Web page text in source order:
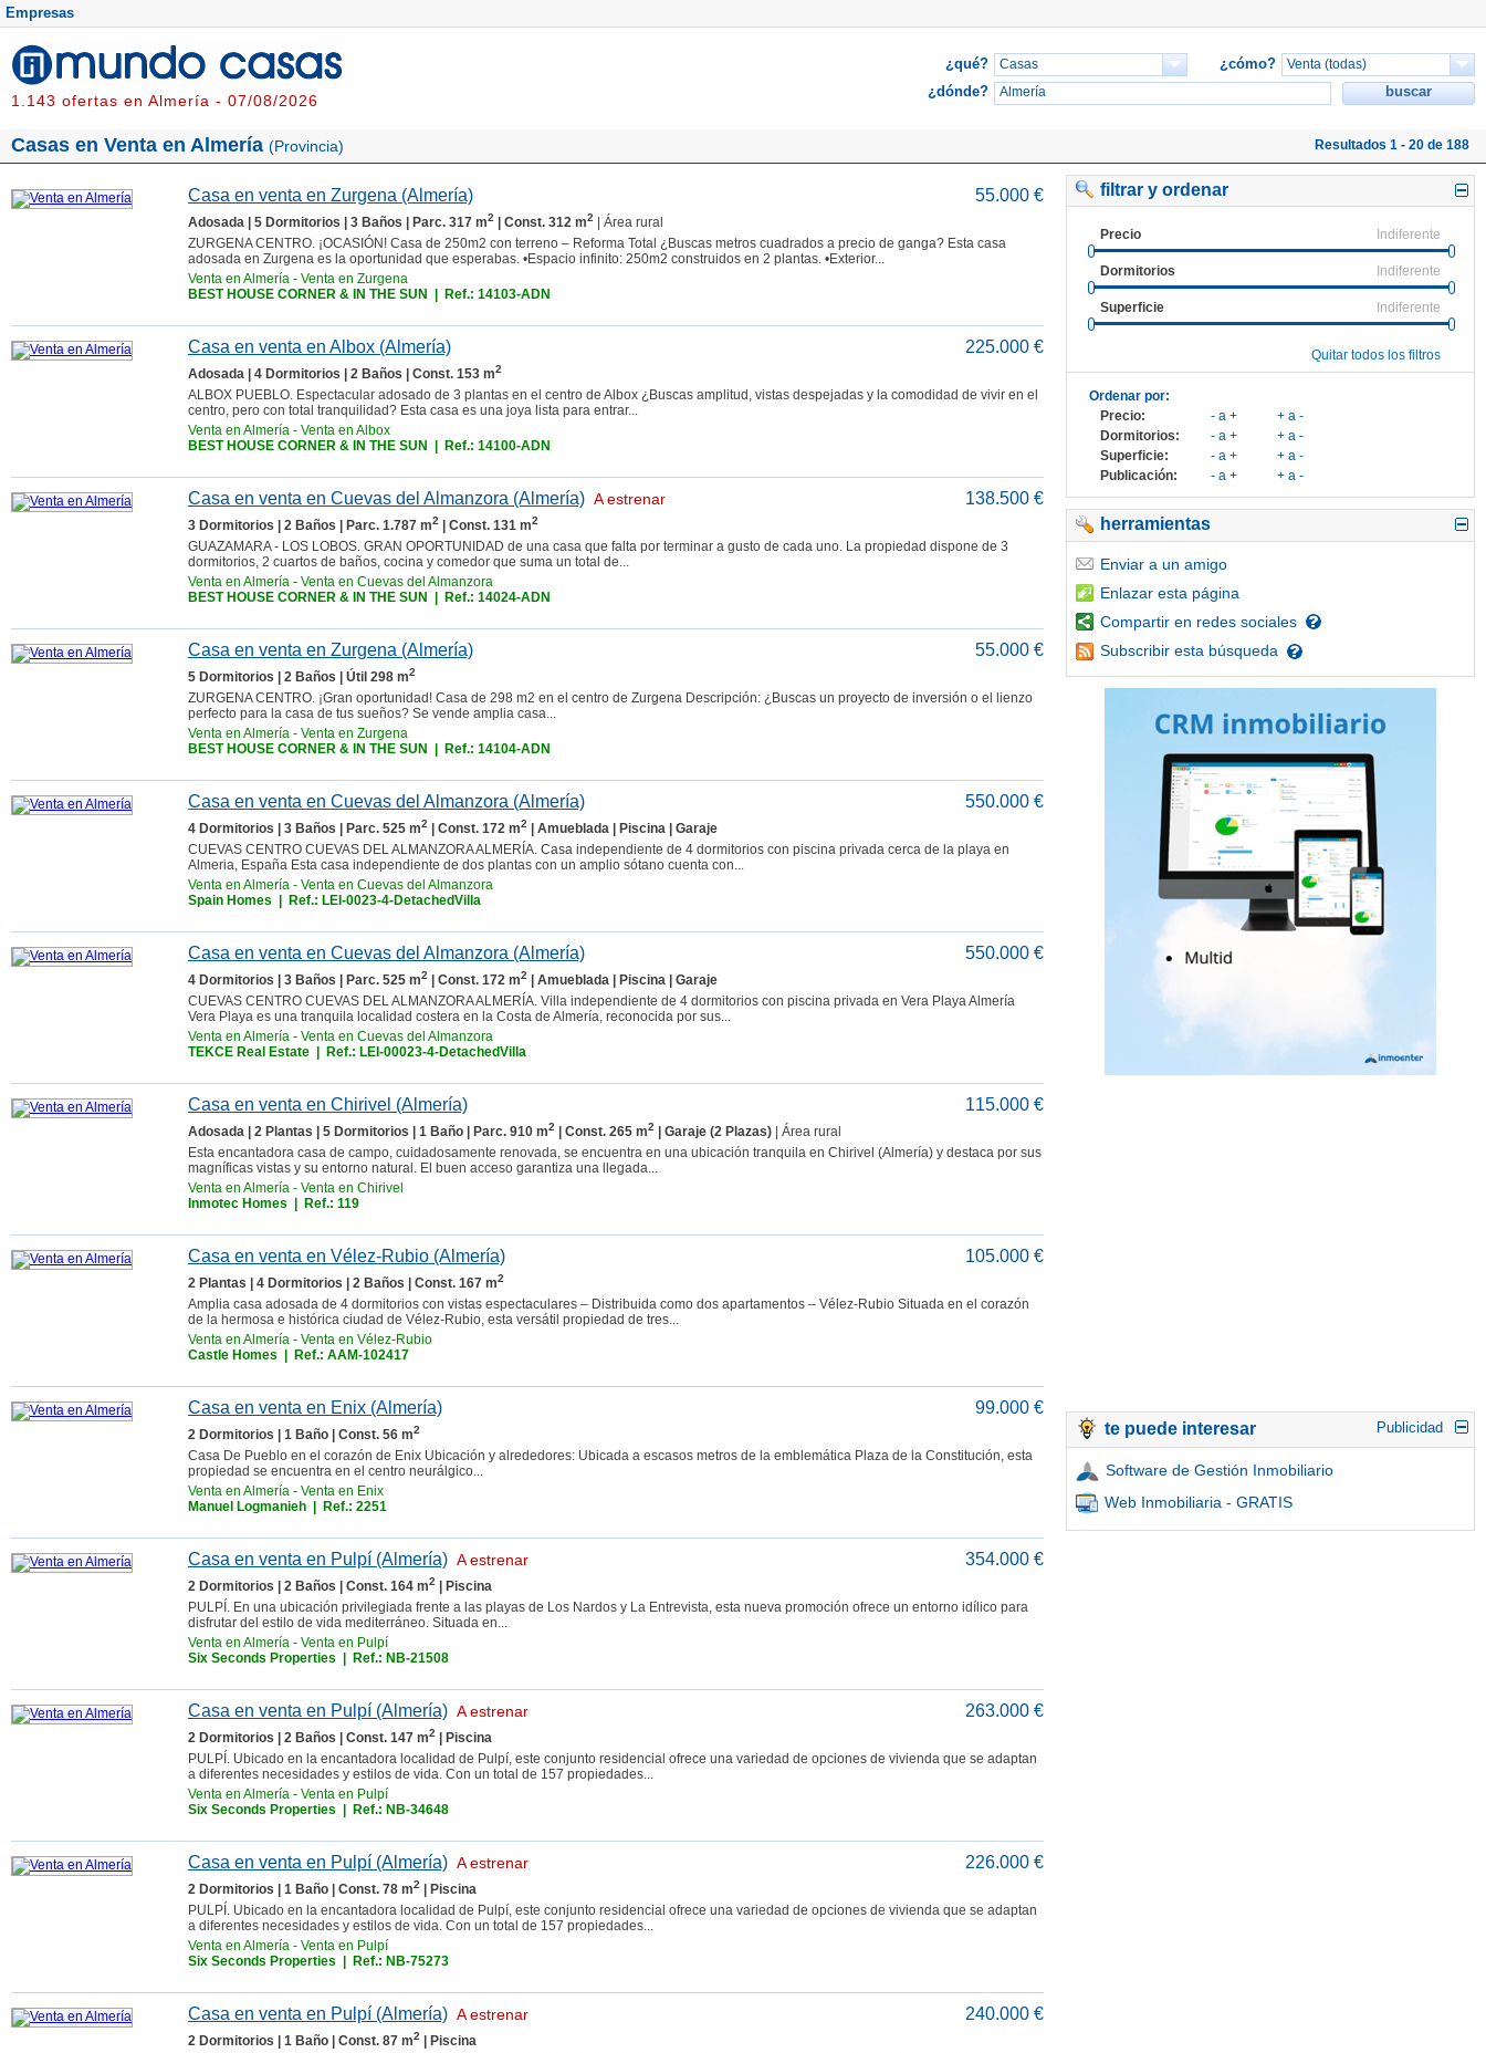
Empresas
1.143 ofertas en Almería - 07/08/2026
¿qué?
¿cómo?
¿dónde?
Casas en Venta en Almería (Provincia) Resultados 1 - 20 de 188
filtrar y ordenar
Indiferente
Precio
Indiferente
Dormitorios
Indiferente
Superficie
Quitar todos los filtros
Ordenar por:
Precio:
- a +
+ a -
Dormitorios:
- a +
+ a -
Superficie:
- a +
+ a -
Publicación:
- a + + a -
herramientas
Enviar a un amigo
Enlazar esta página
Compartir en redes sociales
Subscribir esta búsqueda
Publicidad
te puede interesar
Software de Gestión Inmobiliario
Web Inmobiliaria - GRATIS
55.000 €
Casa en venta en Zurgena (Almería)
Adosada | 5 Dormitorios | 3 Baños | Parc. 317 m2 | Const. 312 m2
| Área rural
ZURGENA CENTRO. ¡OCASIÓN! Casa de 250m2 con terreno – Reforma Total ¿Buscas metros cuadrados a precio de ganga? Esta casa
adosada en Zurgena es la oportunidad que esperabas. •Espacio infinito: 250m2 construidos en 2 plantas. •Exterior...
Venta en Almería - Venta en Zurgena
BEST HOUSE CORNER & IN THE SUN
| Ref.: 14103-ADN
225.000 €
Casa en venta en Albox (Almería)
Adosada | 4 Dormitorios | 2 Baños | Const. 153 m2
ALBOX PUEBLO. Espectacular adosado de 3 plantas en el centro de Albox ¿Buscas amplitud, vistas despejadas y la comodidad de vivir en el
centro, pero con total tranquilidad? Esta casa es una joya lista para entrar...
Venta en Almería - Venta en Albox
BEST HOUSE CORNER & IN THE SUN
| Ref.: 14100-ADN
138.500 €
Casa en venta en Cuevas del Almanzora (Almería) A estrenar
3 Dormitorios | 2 Baños | Parc. 1.787 m2 | Const. 131 m2
GUAZAMARA - LOS LOBOS. GRAN OPORTUNIDAD de una casa que falta por terminar a gusto de cada uno. La propiedad dispone de 3
dormitorios, 2 cuartos de baños, cocina y comedor que suma un total de...
Venta en Almería - Venta en Cuevas del Almanzora
BEST HOUSE CORNER & IN THE SUN
| Ref.: 14024-ADN
55.000 €
Casa en venta en Zurgena (Almería)
5 Dormitorios | 2 Baños | Útil 298 m2
ZURGENA CENTRO. ¡Gran oportunidad! Casa de 298 m2 en el centro de Zurgena Descripción: ¿Buscas un proyecto de inversión o el lienzo
perfecto para la casa de tus sueños? Se vende amplia casa...
Venta en Almería - Venta en Zurgena
BEST HOUSE CORNER & IN THE SUN
| Ref.: 14104-ADN
550.000 €
Casa en venta en Cuevas del Almanzora (Almería)
4 Dormitorios | 3 Baños | Parc. 525 m2 | Const. 172 m2
| Amueblada | Piscina | Garaje
CUEVAS CENTRO CUEVAS DEL ALMANZORA ALMERÍA. Casa independiente de 4 dormitorios con piscina privada cerca de la playa en
Almeria, España Esta casa independiente de dos plantas con un amplio sótano cuenta con...
Venta en Almería - Venta en Cuevas del Almanzora
Spain Homes | Ref.: LEI-0023-4-DetachedVilla
550.000 €
Casa en venta en Cuevas del Almanzora (Almería)
4 Dormitorios | 3 Baños | Parc. 525 m2 | Const. 172 m2
| Amueblada | Piscina | Garaje
CUEVAS CENTRO CUEVAS DEL ALMANZORA ALMERÍA. Villa independiente de 4 dormitorios con piscina privada en Vera Playa Almería
Vera Playa es una tranquila localidad costera en la Costa de Almería, reconocida por sus...
Venta en Almería - Venta en Cuevas del Almanzora
TEKCE Real Estate | Ref.: LEI-00023-4-DetachedVilla
115.000 €
Casa en venta en Chirivel (Almería)
Adosada | 2 Plantas | 5 Dormitorios | 1 Baño | Parc. 910 m2 | Const. 265 m2 | Garaje (2 Plazas) | Área rural
Esta encantadora casa de campo, cuidadosamente renovada, se encuentra en una ubicación tranquila en Chirivel (Almería) y destaca por sus
magníficas vistas y su entorno natural. El buen acceso garantiza una llegada...
Venta en Almería - Venta en Chirivel
Inmotec Homes | Ref.: 119
105.000 €
Casa en venta en Vélez-Rubio (Almería)
2 Plantas | 4 Dormitorios | 2 Baños | Const. 167 m2
Amplia casa adosada de 4 dormitorios con vistas espectaculares – Distribuida como dos apartamentos – Vélez-Rubio Situada en el corazón
de la hermosa e histórica ciudad de Vélez-Rubio, esta versátil propiedad de tres...
Venta en Almería - Venta en Vélez-Rubio
Castle Homes | Ref.: AAM-102417
99.000 €
Casa en venta en Enix (Almería)
2 Dormitorios | 1 Baño | Const. 56 m2
Casa De Pueblo en el corazón de Enix Ubicación y alrededores: Ubicada a escasos metros de la emblemática Plaza de la Constitución, esta
propiedad se encuentra en el centro neurálgico...
Venta en Almería - Venta en Enix
Manuel Logmanieh | Ref.: 2251
354.000 €
Casa en venta en Pulpí (Almería) A estrenar
2 Dormitorios | 2 Baños | Const. 164 m2
| Piscina
PULPÍ. En una ubicación privilegiada frente a las playas de Los Nardos y La Entrevista, esta nueva promoción ofrece un entorno idílico para
disfrutar del estilo de vida mediterráneo. Situada en...
Venta en Almería - Venta en Pulpí
Six Seconds Properties | Ref.: NB-21508
263.000 €
Casa en venta en Pulpí (Almería) A estrenar
2 Dormitorios | 2 Baños | Const. 147 m2
| Piscina
PULPÍ. Ubicado en la encantadora localidad de Pulpí, este conjunto residencial ofrece una variedad de opciones de vivienda que se adaptan
a diferentes necesidades y estilos de vida. Con un total de 157 propiedades...
Venta en Almería - Venta en Pulpí
Six Seconds Properties | Ref.: NB-34648
226.000 €
Casa en venta en Pulpí (Almería) A estrenar
2 Dormitorios | 1 Baño | Const. 78 m2
| Piscina
PULPÍ. Ubicado en la encantadora localidad de Pulpí, este conjunto residencial ofrece una variedad de opciones de vivienda que se adaptan
a diferentes necesidades y estilos de vida. Con un total de 157 propiedades...
Venta en Almería - Venta en Pulpí
Six Seconds Properties | Ref.: NB-75273
240.000 €
Casa en venta en Pulpí (Almería) A estrenar
2 Dormitorios | 1 Baño | Const. 87 m2
| Piscina